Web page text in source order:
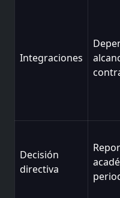
Integraciones
Decisión
directiva